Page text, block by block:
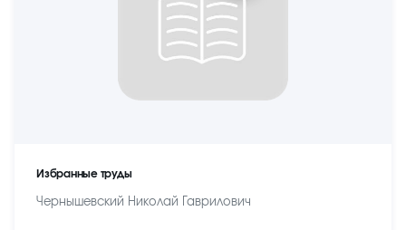
Избранные труды
Чернышевский Николай Гаврилович